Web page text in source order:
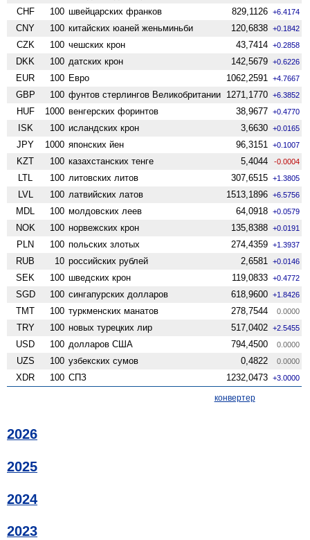
CHF 100 швейцарских франков 829,1126 +6.4174
CNY 100 китайских юаней женьминьби 120,6838 +0.1842
CZK 100 чешских крон 43,7414 +0.2858
DKK 100 датских крон 142,5679 +0.6226
EUR 100 Евро 1062,2591 +4.7667
GBP 100 фунтов стерлингов Велико­британии 1271,1770 +6.3852
HUF 1000 венгерских форинтов 38,9677 +0.4770
ISK 100 исландских крон 3,6630 +0.0165
JPY 1000 японских йен 96,3151 +0.1007
KZT 100 казахстанских тенге 5,4044 -0.0004
LTL 100 литовских литов 307,6515 +1.3805
LVL 100 латвийских латов 1513,1896 +6.5756
MDL 100 молдовских леев 64,0918 +0.0579
NOK 100 норвежских крон 135,8388 +0.0191
PLN 100 польских злотых 274,4359 +1.3937
RUB 10 российских рублей 2,6581 +0.0146
SEK 100 шведских крон 119,0833 +0.4772
SGD 100 сингапурских долларов 618,9600 +1.8426
TMT 100 туркменских манатов 278,7544 0.0000
TRY 100 новых турецких лир 517,0402 +2.5455
USD 100 долларов США 794,4500 0.0000
UZS 100 узбекских сумов 0,4822 0.0000
XDR 100 СПЗ 1232,0473 +3.0000
конвертер
2026
2025
2024
2023